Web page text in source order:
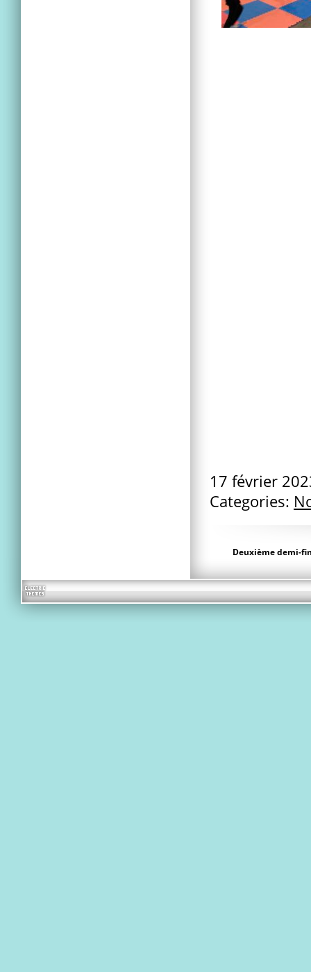
17 février
Categories:
Deuxième demi-